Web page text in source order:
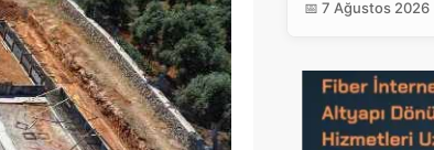
📅 7 Ağustos 2026